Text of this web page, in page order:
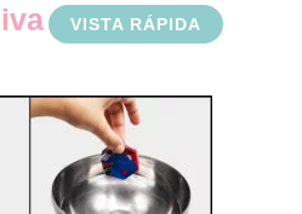
actual
iva VISTA RÁPIDA